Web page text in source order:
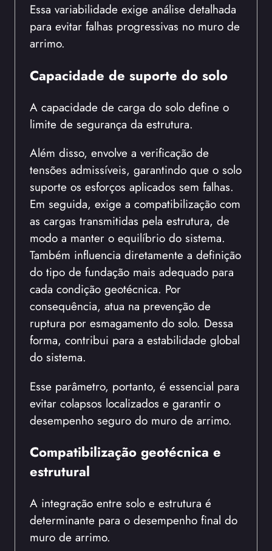
Essa variabilidade exige análise detalhada
para evitar falhas progressivas no muro de
arrimo.
Capacidade de suporte do solo
A capacidade de carga do solo define o
limite de segurança da estrutura.
Além disso, envolve a verificação de
tensões admissíveis, garantindo que o solo
suporte os esforços aplicados sem falhas.
Em seguida, exige a compatibilização com
as cargas transmitidas pela estrutura, de
modo a manter o equilíbrio do sistema.
Também influencia diretamente a definição
do tipo de fundação mais adequado para
cada condição geotécnica. Por
consequência, atua na prevenção de
ruptura por esmagamento do solo. Dessa
forma, contribui para a estabilidade global
do sistema.
Esse parâmetro, portanto, é essencial para
evitar colapsos localizados e garantir o
desempenho seguro do muro de arrimo.
Compatibilização geotécnica e
estrutural
A integração entre solo e estrutura é
determinante para o desempenho final do
muro de arrimo.